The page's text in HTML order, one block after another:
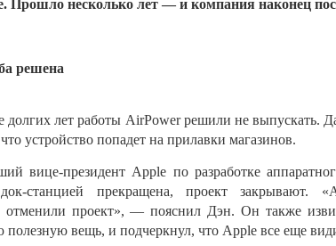
Прошло несколько лет — и компания наконец
решена
долгих лет работы AirPower решили не выпускать.
устройство попадет на прилавки магазинов.
вице-президент Apple по разработке
док-станцией прекращена, проект закрывают. «
отменили проект», — пояснил Дэн. Он также
полезную вещь, и подчеркнул, что Apple все еще